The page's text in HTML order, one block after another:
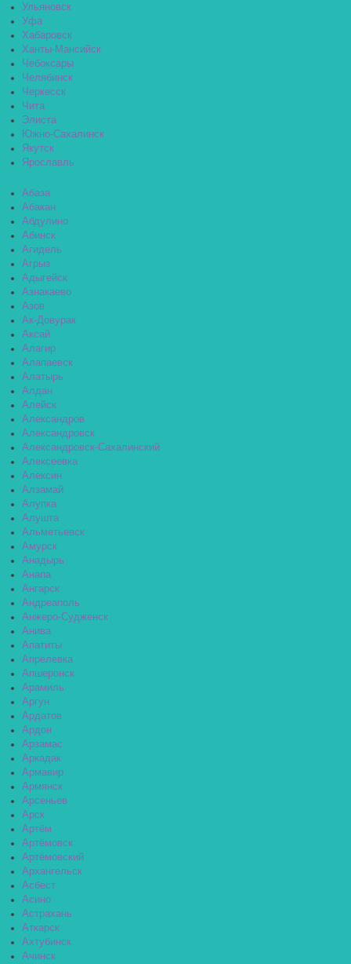
Ульяновск
Уфа
Хабаровск
Ханты-Мансийск
Чебоксары
Челябинск
Черкесск
Чита
Элиста
Южно-Сахалинск
Якутск
Ярославль
Абаза
Абакан
Абдулино
Абинск
Агидель
Агрыз
Адыгейск
Азнакаево
Азов
Ак-Довурак
Аксай
Алагир
Алапаевск
Алатырь
Алдан
Алейск
Александров
Александровск
Александровск-Сахалинский
Алексеевка
Алексин
Алзамай
Алупка
Алушта
Альметьевск
Амурск
Анадырь
Анапа
Ангарск
Андреаполь
Анжеро-Судженск
Анива
Апатиты
Апрелевка
Апшеронск
Арамиль
Аргун
Ардатов
Ардон
Арзамас
Аркадак
Армавир
Армянск
Арсеньев
Арск
Артём
Артёмовск
Артёмовский
Архангельск
Асбест
Асино
Астрахань
Аткарск
Ахтубинск
Ачинск